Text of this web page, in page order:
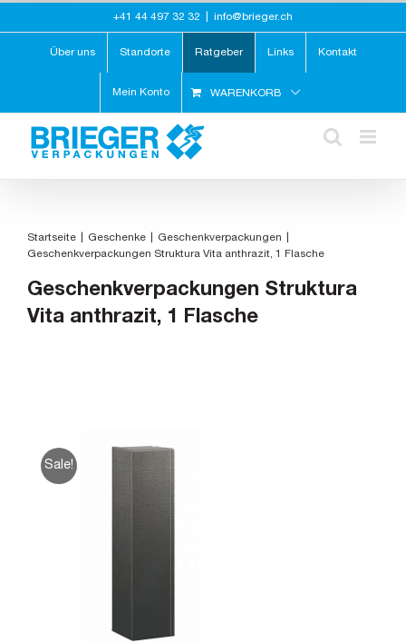
springen
+41 44 497 32 32 info@brieger.ch
Über uns Standorte Ratgeber Links Kontakt
Mein Konto WARENKORB
Startseite Geschenke
Geschenkverpackungen
Geschenkverpackungen Struktura Vita anthrazit, 1 Flasche
Geschenkverpackungen Struktura
Vita anthrazit, 1 Flasche
Sale!